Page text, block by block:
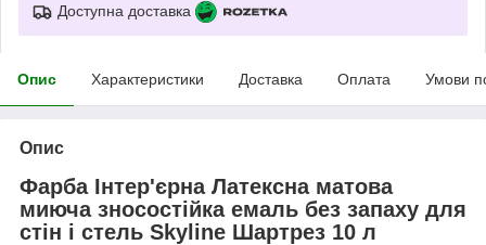
Доступна доставка
Опис Характеристики Доставка Оплата Умови
Опис
Фарба Інтер'єрна Латексна матова
миюча зносостійка емаль без запаху для
стін і стель Skyline Шартрез 10 л